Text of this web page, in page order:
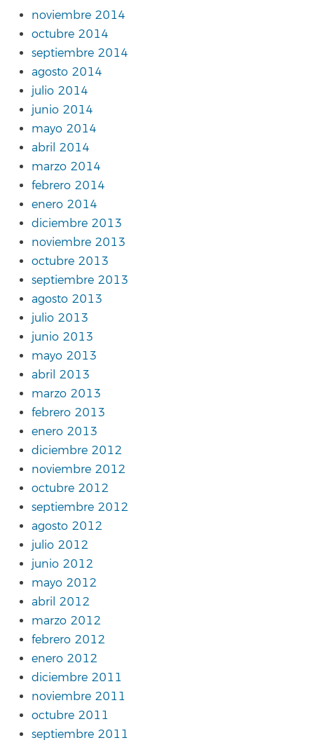
noviembre 2014
octubre 2014
septiembre 2014
agosto 2014
julio 2014
junio 2014
mayo 2014
abril 2014
marzo 2014
febrero 2014
enero 2014
diciembre 2013
noviembre 2013
octubre 2013
septiembre 2013
agosto 2013
julio 2013
junio 2013
mayo 2013
abril 2013
marzo 2013
febrero 2013
enero 2013
diciembre 2012
noviembre 2012
octubre 2012
septiembre 2012
agosto 2012
julio 2012
junio 2012
mayo 2012
abril 2012
marzo 2012
febrero 2012
enero 2012
diciembre 2011
noviembre 2011
octubre 2011
septiembre 2011